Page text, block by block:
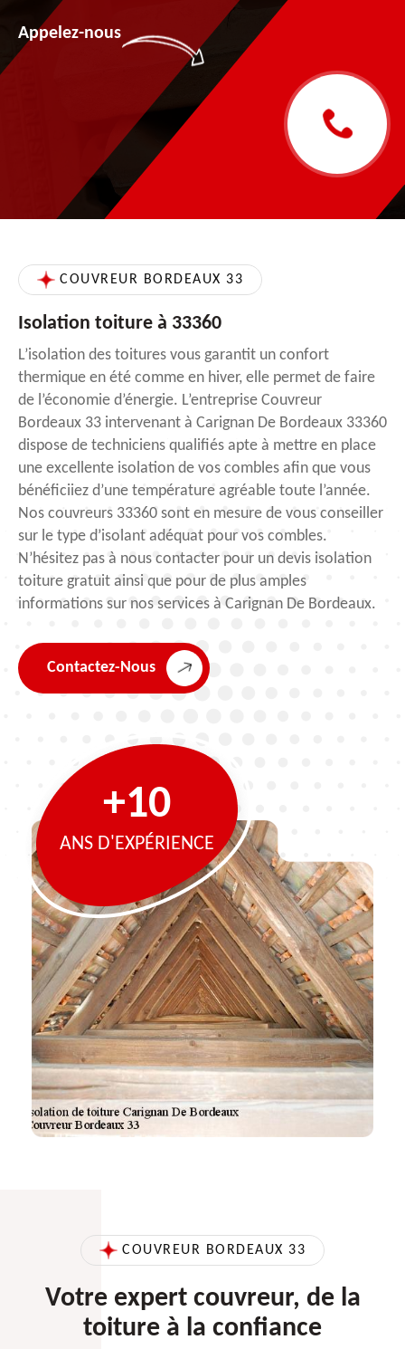
Appelez-nous
COUVREUR BORDEAUX 33
Isolation toiture à 33360
L’isolation des toitures vous garantit un confort
thermique en été comme en hiver, elle permet de faire
de l’économie d’énergie. L’entreprise Couvreur
Bordeaux 33 intervenant à Carignan De Bordeaux 33360
dispose de techniciens qualifiés apte à mettre en place
une excellente isolation de vos combles afin que vous
bénéficiiez d’une température agréable toute l’année.
Nos couvreurs 33360 sont en mesure de vous conseiller
sur le type d’isolant adéquat pour vos combles.
N’hésitez pas à nous contacter pour un devis isolation
toiture gratuit ainsi que pour de plus amples
informations sur nos services à Carignan De Bordeaux.
Contactez-Nous
+10
ANS D'EXPÉRIENCE
COUVREUR BORDEAUX 33
Votre expert couvreur, de la
toiture à la confiance